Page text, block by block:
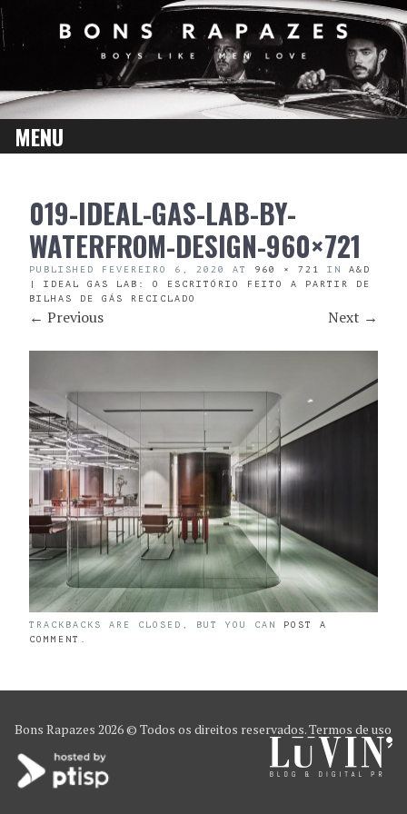
MENU
CONTENT019-IDEAL-GAS-LAB-BY-
WATERFROM-DESIGN-960×721
PUBLISHED FEVEREIRO 6, 2020 AT 960 × 721 IN A&D
| IDEAL GAS LAB: O ESCRITÓRIO FEITO A PARTIR DE
BILHAS DE GÁS RECICLADO
← Previous Next →
TRACKBACKS ARE CLOSED, BUT YOU CAN POST A
COMMENT
Bons Rapazes 2026 © Todos os direitos reservados.Termos de uso